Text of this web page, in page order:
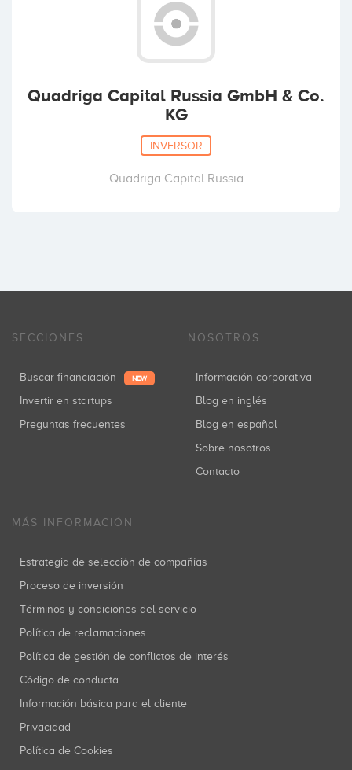
Quadriga Capital Russia GmbH & Co.
KG
INVERSOR
Quadriga Capital Russia
SECCIONES
Buscar financiación NEW
Invertir en startups
Preguntas frecuentes
NOSOTROS
Información corporativa
Blog en inglés
Blog en español
Sobre nosotros
Contacto
MÁS INFORMACIÓN
Estrategia de selección de compañías
Proceso de inversión
Términos y condiciones del servicio
Política de reclamaciones
Política de gestión de conflictos de interés
Código de conducta
Información básica para el cliente
Privacidad
Política de Cookies